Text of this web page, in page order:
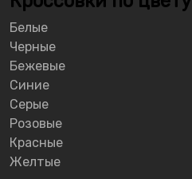
Белые
Черные
Бежевые
Синие
Серые
Розовые
Красные
Желтые